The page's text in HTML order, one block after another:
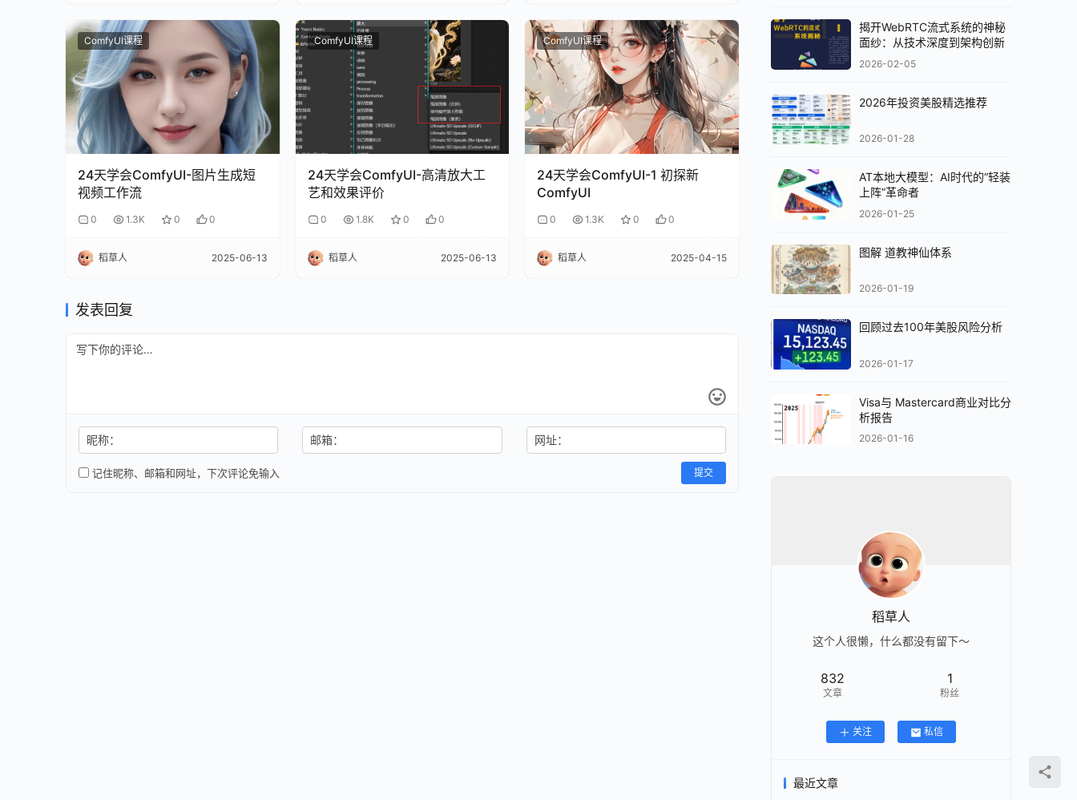
ComfyUI课程
24天学会ComfyUI-图片生成短
视频工作流
0 1.3K 0 0
稻草人 2025-06-13
ComfyUI课程
24天学会ComfyUI-高清放大工
艺和效果评价
0 1.8K 0 0
稻草人 2025-06-13
ComfyUI课程
24天学会ComfyUI-1 初探新
ComfyUI
0 1.3K 0 0
稻草人 2025-04-15
发表回复
昵称： 邮箱： 网址：
记住昵称、邮箱和网址，下次评论免输入 提交
揭开WebRTC流式系统的神秘
面纱：从技术深度到架构创新
2026-02-05
2026年投资美股精选推荐
2026-01-28
AT本地大模型：AI时代的“轻装
上阵”革命者
2026-01-25
图解 道教神仙体系
2026-01-19
回顾过去100年美股风险分析
2026-01-17
Visa与 Mastercard商业对比分
析报告
2026-01-16
稻草人
这个人很懒，什么都没有留下～
832
文章
1
粉丝
关注 私信
最近文章